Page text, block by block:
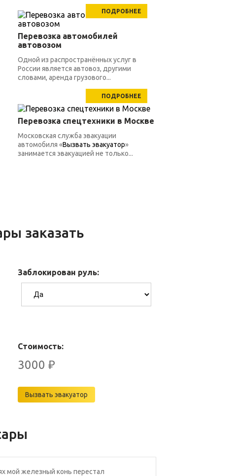
ПОДРОБНЕЕ
Перевозка автомобилей
автовозом
Одной из распространённых услуг в
России является автовоз, другими
словами, аренда грузового...
ПОДРОБНЕЕ
Перевозка спецтехники в Москве
Московская служба эвакуации
автомобиля «Вызвать эвакуатор»
занимается эвакуацией не только...
заказать
Заблокирован руль:
Стоимость:
3000 ₽
Вызвать эвакуатор
мой железный конь перестал